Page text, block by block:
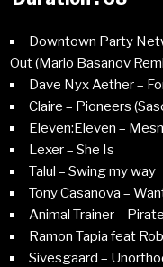
Downtown Party
Out (Mario Basanov
Dave Nyx Aether –
Claire – Pioneers
Eleven:Eleven –
Lexer – She Is
Talul – Swing my way
Tony Casanova –
Animal Trainer –
Ramon Tapia feat
Sivesgaard –